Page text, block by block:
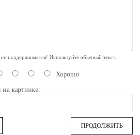
поддерживается! Используйте обычный текст.
Хорошо
на картинке:
ПРОДОЛЖИТЬ